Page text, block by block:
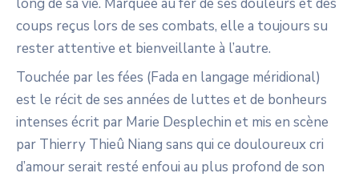
coups reçus lors de ses combats, elle a toujours su
rester attentive et bienveillante à l’autre.
Touchée par les fées (Fada en langage méridional)
est le récit de ses années de luttes et de bonheurs
intenses écrit par Marie Desplechin et mis en scène
par Thierry Thieû Niang sans qui ce douloureux cri
d’amour serait resté enfoui au plus profond de son